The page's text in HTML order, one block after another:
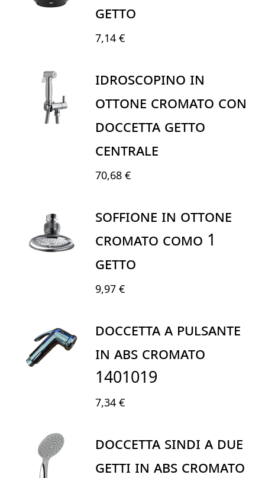
GETTO
7,14 €
IDROSCOPINO IN
OTTONE CROMATO CON
DOCCETTA GETTO
CENTRALE
70,68 €
SOFFIONE IN OTTONE
CROMATO COMO 1
GETTO
9,97 €
DOCCETTA A PULSANTE
IN ABS CROMATO
1401019
7,34 €
DOCCETTA SINDI A DUE
GETTI IN ABS CROMATO